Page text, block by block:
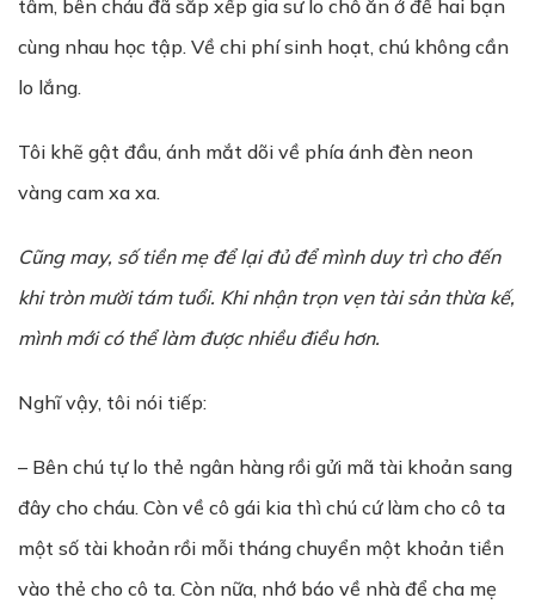
tâm, bên cháu đã sắp xếp gia sư lo chỗ ăn ở để hai bạn
cùng nhau học tập. Về chi phí sinh hoạt, chú không cần
lo lắng.
Tôi khẽ gật đầu, ánh mắt dõi về phía ánh đèn neon
vàng cam xa xa.
Cũng may, số tiền mẹ để lại đủ để mình duy trì cho đến
khi tròn mười tám tuổi. Khi nhận trọn vẹn tài sản thừa kế,
mình mới có thể làm được nhiều điều hơn.
Nghĩ vậy, tôi nói tiếp:
– Bên chú tự lo thẻ ngân hàng rồi gửi mã tài khoản sang
đây cho cháu. Còn về cô gái kia thì chú cứ làm cho cô ta
một số tài khoản rồi mỗi tháng chuyển một khoản tiền
vào thẻ cho cô ta. Còn nữa, nhớ báo về nhà để cha mẹ